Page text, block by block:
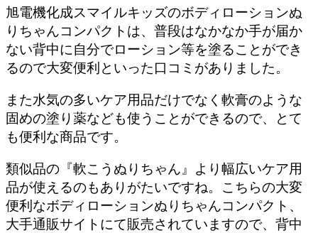
旭電機化成スマイルキッズのボディローションぬ
りちゃんコンパクトは、普段はなかなか手が届か
ない背中に自分でローション等を塗ることができ
るので大変便利といった口コミがありました。
また水気の多いケア用品だけでなく軟膏のような
固めの塗り薬なども使うことができるので、とて
も便利な商品です。
類似品の『軟こうぬりちゃん』より幅広いケア用
品が使えるのもありがたいですね。こちらの大変
便利なボディローションぬりちゃんコンパクト、
大手通販サイトにて販売されていますので、背中